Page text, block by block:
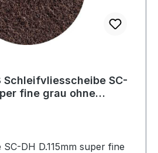
Schleifvliesscheibe SC-
fine grau ohne
DH D.115mm super fine